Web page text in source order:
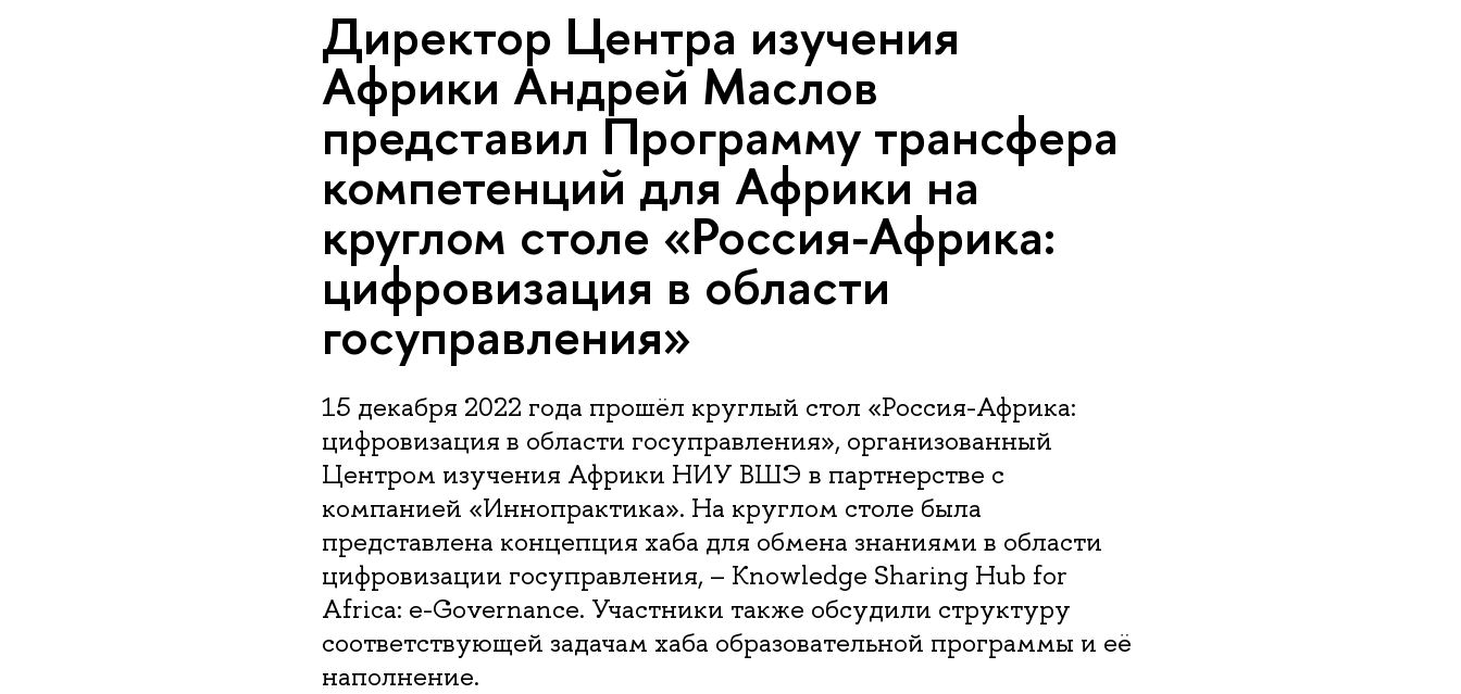
Директор Центра изучения
Африки Андрей Маслов
представил Программу трансфера
компетенций для Африки на
круглом столе «Россия-Африка:
цифровизация в области
госуправления»
15 декабря 2022 года прошёл круглый стол «Россия-Африка:
цифровизация в области госуправления», организованный
Центром изучения Африки НИУ ВШЭ в партнерстве с
компанией «Иннопрактика». На круглом столе была
представлена концепция хаба для обмена знаниями в области
цифровизации госуправления, – Knowledge Sharing Hub for
Africa: e-Governance. Участники также обсудили структуру
соответствующей задачам хаба образовательной программы и её
наполнение.